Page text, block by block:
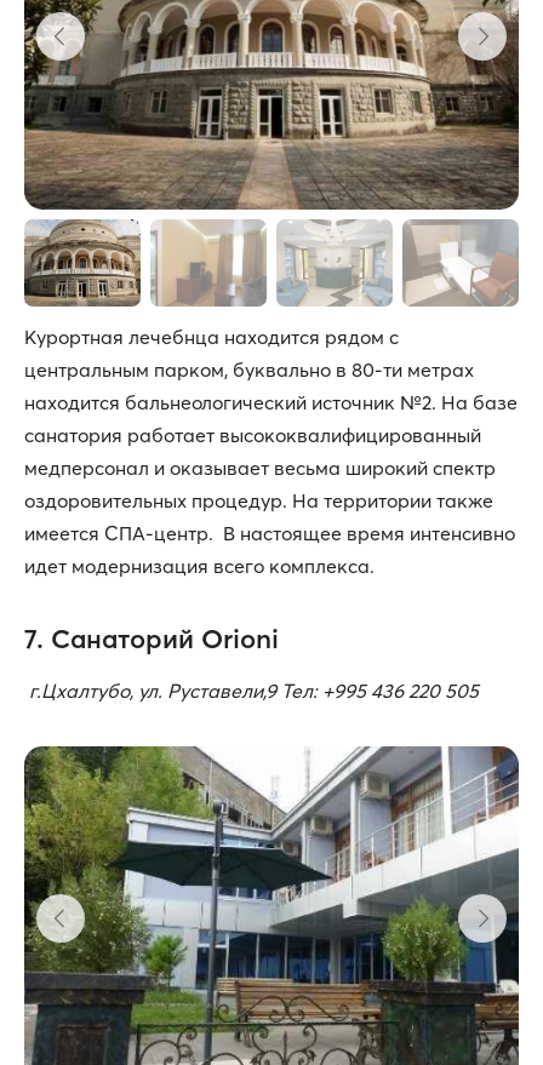
Курортная лечебнца находится рядом с
центральным парком, буквально в 80-ти метрах
находится бальнеологический источник №2. На базе
санатория работает высококвалифицированный
медперсонал и оказывает весьма широкий спектр
оздоровительных процедур. На территории также
имеется СПА-центр. В настоящее время интенсивно
идет модернизация всего комплекса.
7. Санаторий Orioni
г.Цхалтубо, ул. Руставели,9 Тел: +995 436 220 505